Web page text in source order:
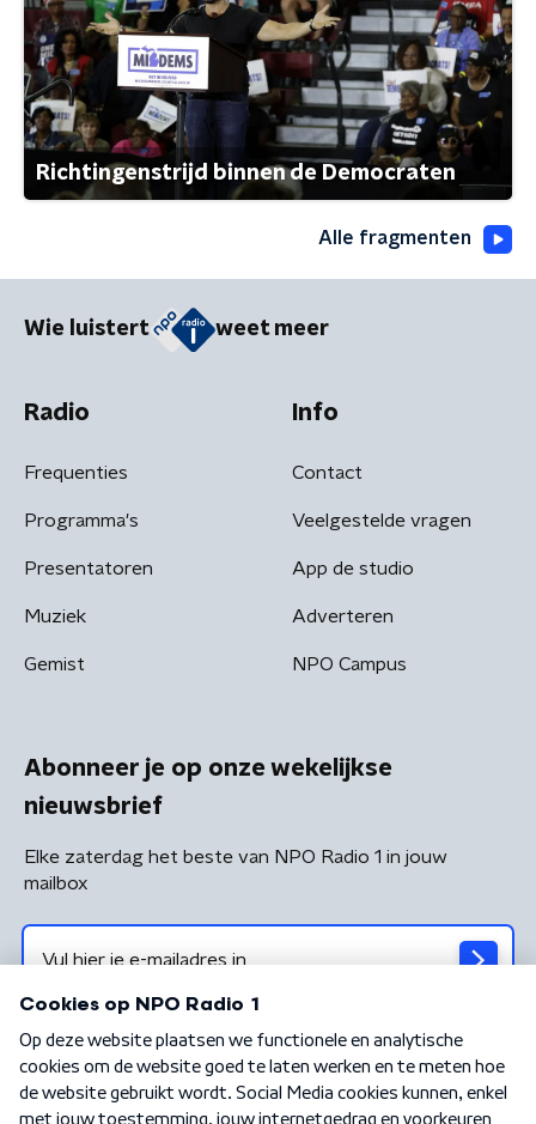
Richtingenstrijd binnen de Democraten
Alle fragmenten
Wie luistert weet meer
Radio
Frequenties
Programma's
Presentatoren
Muziek
Gemist
Info
Contact
Veelgestelde vragen
App de studio
Adverteren
NPO Campus
Abonneer je op onze wekelijkse
nieuwsbrief
Elke zaterdag het beste van NPO Radio 1 in jouw
mailbox
Algemene voorwaarden